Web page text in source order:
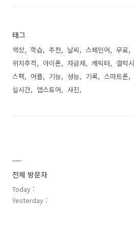
태그
색상 학습 추천 날씨 스페인어 무료
위치추적
아이폰 자급제 캐릭터 갤럭시
스펙
어플 기능 성능 기록 스마트폰
실시간
앱스토어 사진
전체 방문자
Today :
Yesterday :